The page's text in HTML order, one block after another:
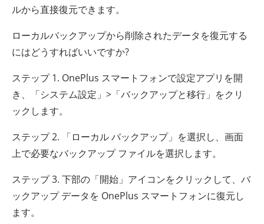
ルから直接復元できます。
ローカルバックアップから削除されたデータを復元する
にはどうすればいいですか?
ステップ 1. OnePlus スマートフォンで設定アプリを開
き、「システム設定」>「バックアップと移行」をクリ
ックします。
ステップ 2. 「ローカル バックアップ」を選択し、画面
上で必要なバックアップ ファイルを選択します。
ステップ 3. 下部の「開始」アイコンをクリックして、バ
ックアップ データを OnePlus スマートフォンに復元し
ます。